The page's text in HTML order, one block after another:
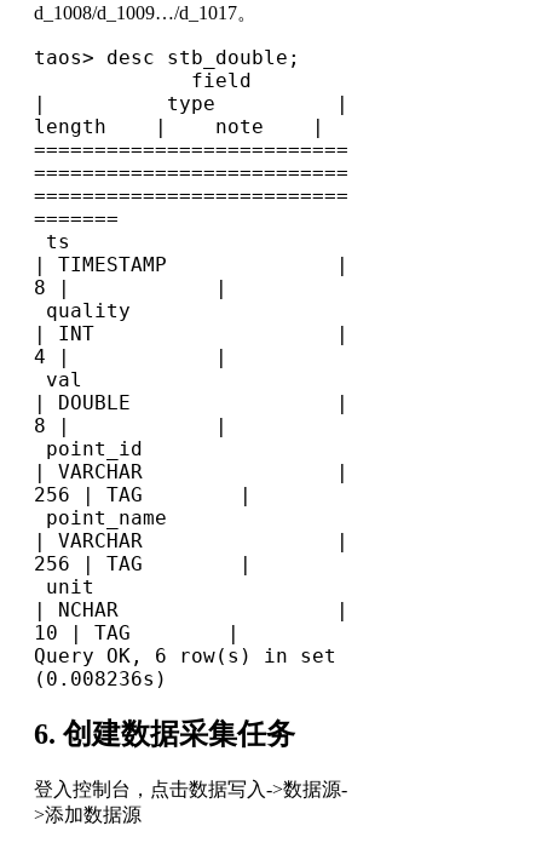
d_1008/d_1009…/d_1017。
taos> desc stb_double;
|          type          |
length    |    note    |
==========================
==========================
==========================
=======
| TIMESTAMP              |
8 |            |
| INT                    |
4 |            |
| DOUBLE                 |
8 |            |
| VARCHAR                |
256 | TAG        |
| VARCHAR                |
256 | TAG        |
| NCHAR                  |
10 | TAG        |
Query OK, 6 row(s) in set
(0.008236s)
6. 创建数据采集任务
登入控制台，点击数据写入->数据源-
>添加数据源